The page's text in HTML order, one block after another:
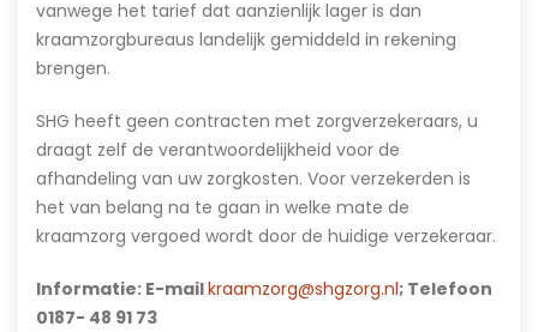
vanwege het tarief dat aanzienlijk lager is dan
kraamzorgbureaus landelijk gemiddeld in rekening
brengen.
SHG heeft geen contracten met zorgverzekeraars, u
draagt zelf de verantwoordelijkheid voor de
afhandeling van uw zorgkosten. Voor verzekerden is
het van belang na te gaan in welke mate de
kraamzorg vergoed wordt door de huidige verzekeraar.
Informatie: E-mailkraamzorg@shgzorg.nl; Telefoon
0187- 48 91 73